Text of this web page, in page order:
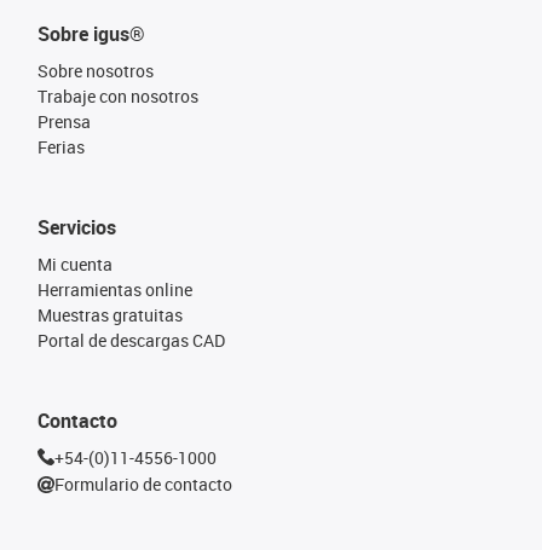
Sobre igus®
Sobre nosotros
Trabaje con nosotros
Prensa
Ferias
Servicios
Mi cuenta
Herramientas online
Muestras gratuitas
Portal de descargas CAD
Contacto
+54-(0)11-4556-1000
Formulario de contacto